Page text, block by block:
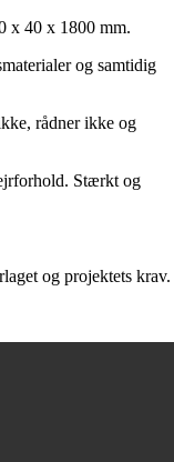
x 40 x 1800 mm.
og samtidig
rådner ikke og
Stærkt og
og projektets krav.